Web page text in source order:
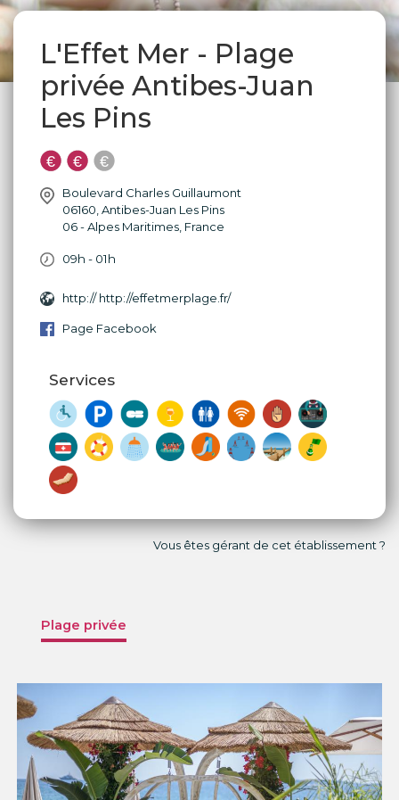
L'Effet Mer - Plage
privée Antibes-Juan
Les Pins
Boulevard Charles Guillaumont
06160,Antibes-Juan Les Pins
06 - Alpes Maritimes, France
09h - 01h
http:// http://effetmerplage.fr/
Page Facebook
Services
Vous êtes gérant de cet établissement ?
Plage privée